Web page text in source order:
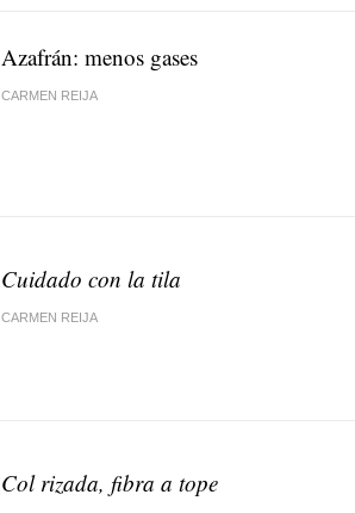
Azafrán: menos gases
CARMEN REIJA
Cuidado con la tila
CARMEN REIJA
Col rizada, fibra a tope